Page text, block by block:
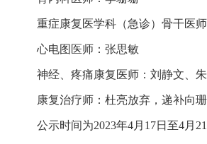
重症康复医学科（急诊）骨干医
心电图医师：张思敏
神经、疼痛康复医师：刘静文、
康复治疗师：杜亮放弃，递补向
公示时间为2023年4月17日至4月